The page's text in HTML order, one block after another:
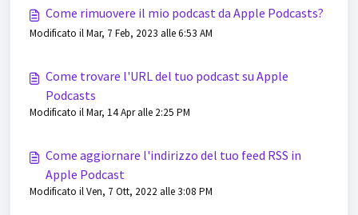
Come rimuovere il mio podcast da Apple Podcasts?
Modificato il Mar, 7 Feb, 2023 alle 6:53 AM
Come trovare l'URL del tuo podcast su Apple
Podcasts
Modificato il Mar, 14 Apr alle 2:25 PM
Come aggiornare l'indirizzo del tuo feed RSS in
Apple Podcast
Modificato il Ven, 7 Ott, 2022 alle 3:08 PM